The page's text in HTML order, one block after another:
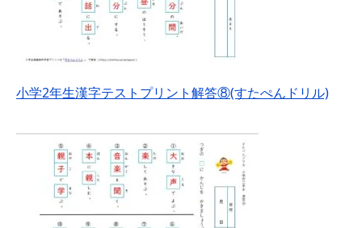
小学2年生漢字テストプリント解答⑧(すたぺんドリル)